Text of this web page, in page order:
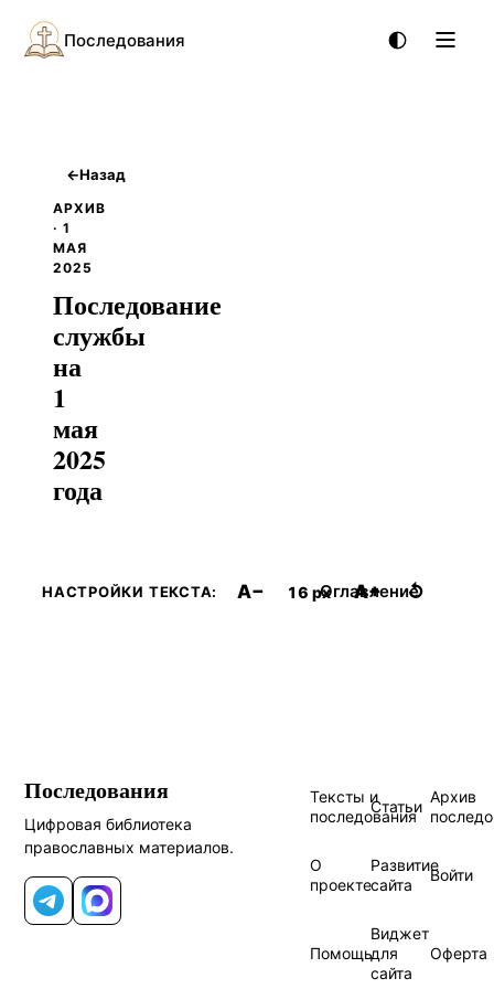
Последования
←Назад
АРХИВ
· 1
МАЯ
2025
Последование
службы
на
1
мая
2025
года
НАСТРОЙКИ ТЕКСТА: A− 16 px A+ ↺
Оглавление
Последования
Цифровая библиотека
православных материалов.
Telegram
MAX
Тексты и
последования
Статьи
Архив
О
проекте
Развитие
сайта
Войти
Помощь
Виджет
для
сайта
Оферта